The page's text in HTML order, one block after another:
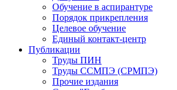
Обучение в аспирантуре
Порядок прикрепления
Целевое обучение
Единый контакт-центр
Публикации
Труды ПИН
Труды ССМПЭ (СРМПЭ)
Прочие издания